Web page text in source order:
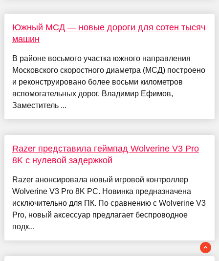
Южный МСД — новые дороги для сотен тысяч
машин
В районе восьмого участка южного направления
Московского скоростного диаметра (МСД) построено
и реконструировано более восьми километров
вспомогательных дорог. Владимир Ефимов,
Заместитель ...
Razer представила геймпад Wolverine V3 Pro
8K с нулевой задержкой
Razer анонсировала новый игровой контроллер
Wolverine V3 Pro 8K PC. Новинка предназначена
исключительно для ПК. По сравнению с Wolverine V3
Pro, новый аксессуар предлагает беспроводное
подк...